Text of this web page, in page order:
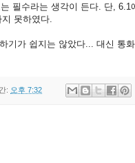
필수라는 생각이 든다. 단,
못하였다.
기가 쉽지는 않았다... 대신 통
: 오후 7:32